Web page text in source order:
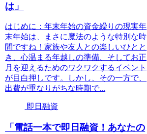
は」
はじめに：年末年始の資金繰りの現実年
末年始は、まさに魔法のような特別な時
間ですね！家族や友人との楽しいひとと
き、心温まる年越しの準備、そしてお正
月を迎えるためのワクワクするイベント
が目白押しです。しかし、その一方で、
出費が重なりがちな時期で...
即日融資
「電話一本で即日融資！あなたの